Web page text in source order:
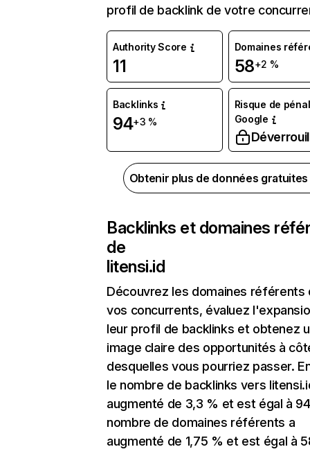
profil de backlink de votre
Authority Score
11
Domaines
58+2 %
Backlinks
94+3 %
Risque de
Google
Obtenir plus de données
Backlinks et domaines
de
litensi.id
Découvrez les domaines référents
vos concurrents, évaluez
leur profil de backlinks et obtenez
image claire des opportunités à
desquelles vous pourriez passer.
le nombre de backlinks vers
augmenté de 3,3 % et est égal à
nombre de domaines référents a
augmenté de 1,75 % et est égal à